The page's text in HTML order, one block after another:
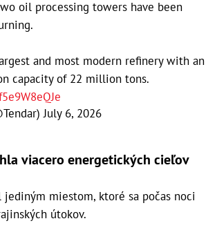
oil processing towers have been
and most modern refinery with an
capacity of 22 million tons.
July 6, 2026
viacero energetických cieľov
jediným miestom, ktoré sa počas noci
útokov.